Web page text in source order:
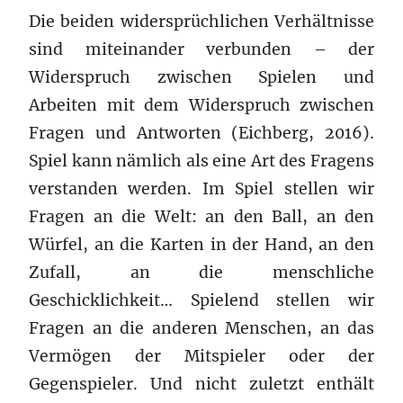
Die beiden widersprüchlichen Verhältnisse
sind miteinander verbunden – der
Widerspruch zwischen Spielen und
Arbeiten mit dem Widerspruch zwischen
Fragen und Antworten (Eichberg, 2016).
Spiel kann nämlich als eine Art des Fragens
verstanden werden. Im Spiel stellen wir
Fragen an die Welt: an den Ball, an den
Würfel, an die Karten in der Hand, an den
Zufall, an die menschliche
Geschicklichkeit… Spielend stellen wir
Fragen an die anderen Menschen, an das
Vermögen der Mitspieler oder der
Gegenspieler. Und nicht zuletzt enthält